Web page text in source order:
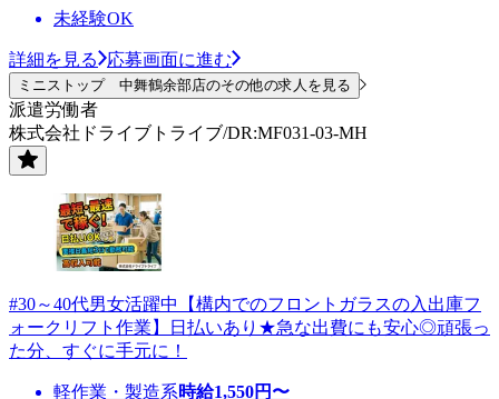
未経験OK
詳細を見る 応募画面に進む
ミニストップ 中舞鶴余部店のその他の求人を見る
派遣労働者
株式会社ドライブトライブ/DR:MF031-03-MH
#30～40代男女活躍中【構内でのフロントガラスの入出庫フ
ォークリフト作業】日払いあり★急な出費にも安心◎頑張っ
た分、すぐに手元に！
軽作業・製造系時給1,550円〜